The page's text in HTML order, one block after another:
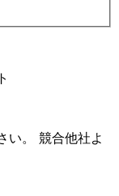
い。 競合他社よ